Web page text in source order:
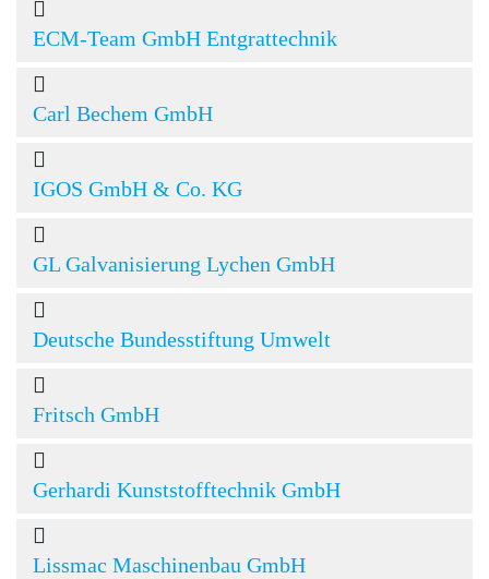
ECM-Team GmbH Entgrattechnik
Carl Bechem GmbH
IGOS GmbH & Co. KG
GL Galvanisierung Lychen GmbH
Deutsche Bundesstiftung Umwelt
Fritsch GmbH
Gerhardi Kunststofftechnik GmbH
Lissmac Maschinenbau GmbH